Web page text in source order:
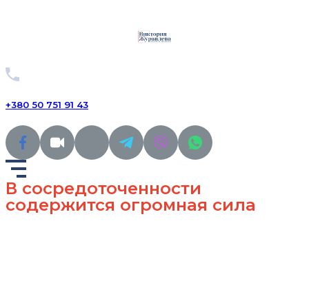
+380 50 751 91 43
В сосредоточенности
содержится огромная сила